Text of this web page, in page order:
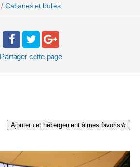
/ Cabanes et bulles
Partager cette page
Ajouter cet hébergement à mes favoris